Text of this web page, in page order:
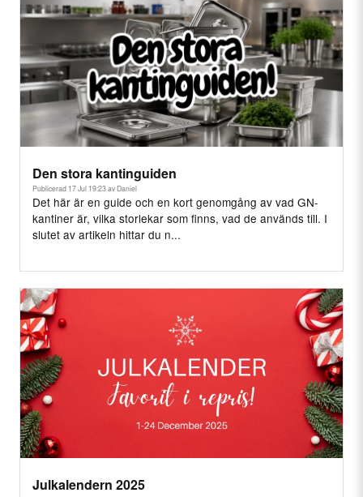
Den stora kantinguiden
Publicerad 17 Jul 19:23 av Daniel
Det här är en guide och en kort genomgång av vad GN-
kantiner är, vilka storlekar som finns, vad de används till. I
slutet av artikeln hittar du n...
Julkalendern 2025